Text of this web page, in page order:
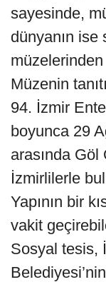
sayesinde,
dünyanın ise
Müzenin
94. İzmir
boyunca 29
arasında
İzmirlilerle
Yapının bir
vakit
Sosyal tesis,